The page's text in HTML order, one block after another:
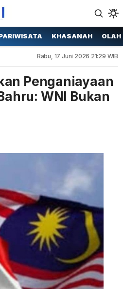
KHASANAH OLAH
Rabu, 17 Juni 2026 21:29 WIB
Penganiayaan
WNI Bukan